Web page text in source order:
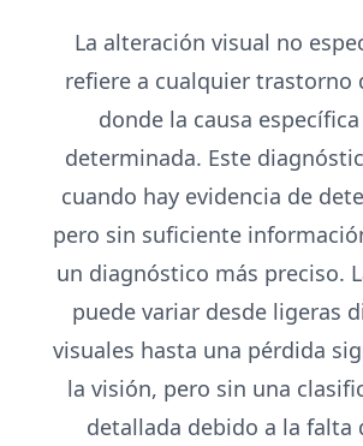
La alteración visual no
refiere a cualquier trastorno
donde la causa
determinada. Este
cuando hay evidencia de
pero sin suficiente
un diagnóstico más preciso.
puede variar desde ligeras
visuales hasta una pérdida
la visión, pero sin una
detallada debido a la falta